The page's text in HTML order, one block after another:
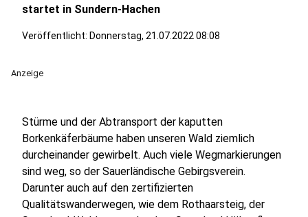
startet in Sundern-Hachen
Veröffentlicht: Donnerstag, 21.07.2022 08:08
Anzeige
Stürme und der Abtransport der kaputten
Borkenkäferbäume haben unseren Wald ziemlich
durcheinander gewirbelt. Auch viele Wegmarkierungen
sind weg, so der Sauerländische Gebirgsverein.
Darunter auch auf den zertifizierten
Qualitätswanderwegen, wie dem Rothaarsteig, der